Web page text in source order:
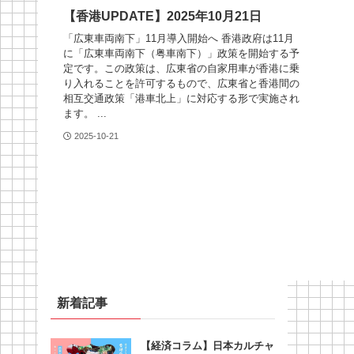
【香港UPDATE】2025年10月21日
「広東車両南下」11月導入開始へ 香港政府は11月
に「広東車両南下（粤車南下）」政策を開始する予
定です。この政策は、広東省の自家用車が香港に乗
り入れることを許可するもので、広東省と香港間の
相互交通政策「港車北上」に対応する形で実施され
ます。 ...
2025-10-21
新着記事
【経済コラム】日本カルチャ